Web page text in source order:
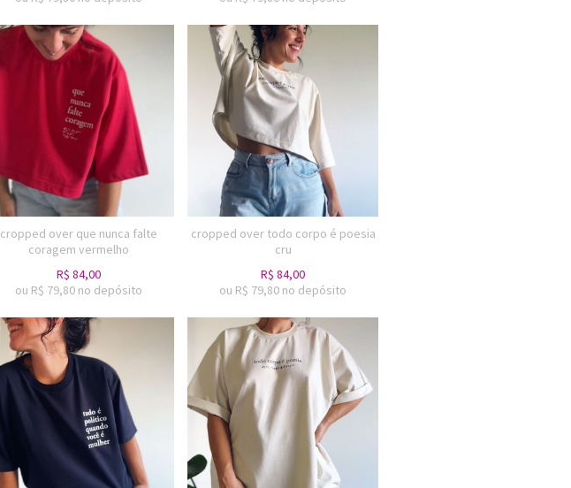
cropped over que nunca falte
coragem vermelho
R$ 84,00
ou R$ 79,80 no depósito
cropped over todo corpo é poesia
cru
R$ 84,00
ou R$ 79,80 no depósito